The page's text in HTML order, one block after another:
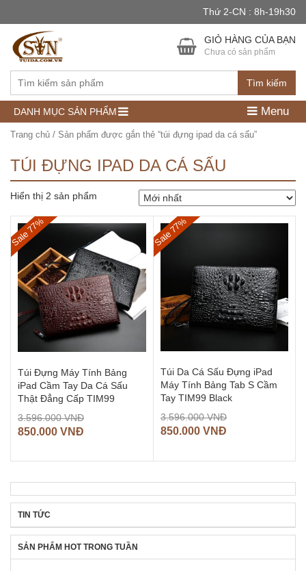
Thứ 2-CN : 8h-19h30
Tìm kiếm
GIỎ HÀNG CỦA BẠN
Chưa có sản phẩm
DANH MỤC SẢN PHẨM Menu
Trang chủ / Sản phẩm được gắn thẻ “túi đựng ipad da cá sấu”
TÚI ĐỰNG IPAD DA CÁ SẤU
Hiển thị 2 sản phẩm
Sale 77%
Túi Đựng Máy Tính Bảng
iPad Cầm Tay Da Cá Sấu
Thật Đẳng Cấp TIM99
3.596.000VNĐ
850.000 VNĐ
Sale 77%
Túi Da Cá Sấu Đựng iPad
Máy Tính Bảng Tab S Cầm
Tay TIM99 Black
3.596.000VNĐ
850.000 VNĐ
TIN TỨC
SẢN PHẨM HOT TRONG TUẦN